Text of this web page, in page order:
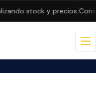
stock y precios.